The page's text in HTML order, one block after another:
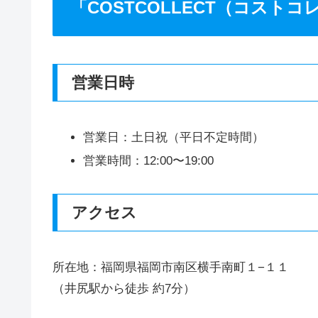
「COSTCOLLECT（コストコ
営業日時
営業日：土日祝（平日不定時間）
営業時間：12:00〜19:00
アクセス
所在地：福岡県福岡市南区横手南町１−１１
（井尻駅から徒歩 約7分）